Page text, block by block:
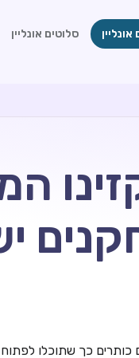
סלוטים אונליין
כותרים כך שתוכלו